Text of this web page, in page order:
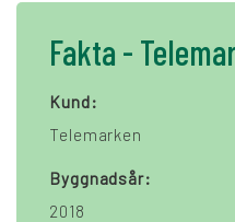
Fakta -
Kund:
Telemarken
Byggnadsår:
2018